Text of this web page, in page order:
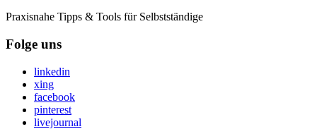
Praxisnahe Tipps & Tools für Selbstständige
Folge uns
linkedin
xing
facebook
pinterest
livejournal